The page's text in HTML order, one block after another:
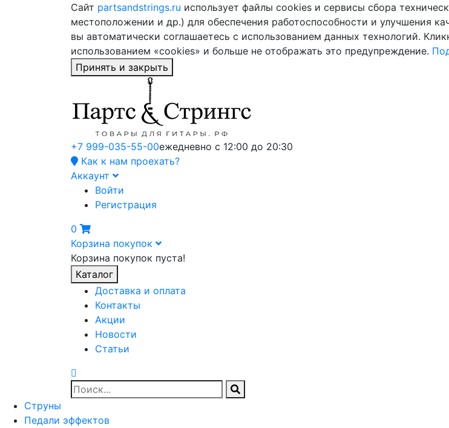
Сайт partsandstrings.ru использует файлы cookies и сервисы сбора
местоположении и др.) для обеспечения работоспособности и улучшения
вы автоматически соглашаетесь с использованием данных технологий.
использованием «cookies» и больше не отображать это предупреждение.
Принять и закрыть
+7 999-035-55-00ежедневно с 12:00 до 20:30
Как к нам проехать?
Аккаунт
Войти
Регистрация
0
Корзина покупок
Корзина покупок пуста!
Каталог
Доставка и оплата
Контакты
Акции
Новости
Статьи
Струны
Педали эффектов